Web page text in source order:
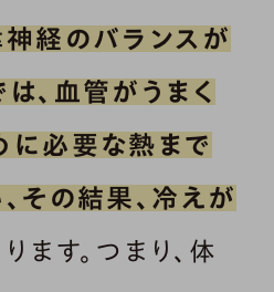
神経のバランスが
、血管がうまく
に必要な熱まで
その結果、冷えが
ます。つまり、体